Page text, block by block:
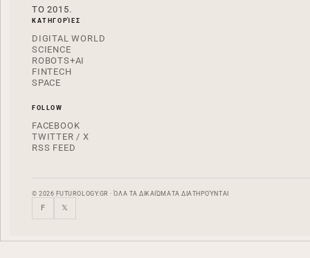
ΤΟ 2015.
ΚΑΤΗΓΟΡΊΕΣ
DIGITAL WORLD
SCIENCE
ROBOTS+AI
FINTECH
SPACE
FOLLOW
FACEBOOK
TWITTER / X
RSS FEED
© 2026 FUTUROLOGY.GR · ΌΛΑ ΤΑ ΔΙΚΑΙΏΜΑΤΑ ΔΙΑΤΗΡΟΎΝΤΑΙ
F 𝕏